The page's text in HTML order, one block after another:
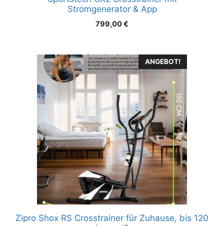
Stromgenerator & App
799,00€
ANGEBOT!
Zipro Shox RS Crosstrainer für Zuhause, bis 120